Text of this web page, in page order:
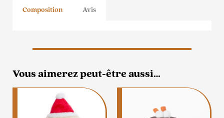
Composition Avis
Vous aimerez peut-être aussi…